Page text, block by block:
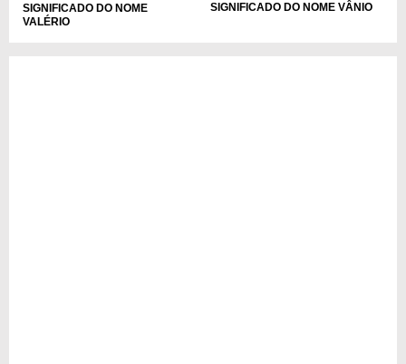
SIGNIFICADO DO NOME
VALÉRIO
SIGNIFICADO DO NOME VÂNIO